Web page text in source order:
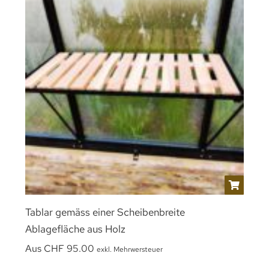
Tablar gemäss einer Scheibenbreite
Ablagefläche aus Holz
Aus CHF 95.00 exkl. Mehrwersteuer